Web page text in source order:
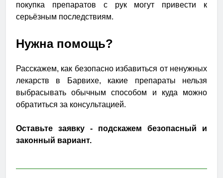
покупка препаратов с рук могут привести к
серьёзным последствиям.
Нужна помощь?
Расскажем, как безопасно избавиться от ненужных
лекарств в Барвихе, какие препараты нельзя
выбрасывать обычным способом и куда можно
обратиться за консультацией.
Оставьте заявку - подскажем безопасный и
законный вариант.